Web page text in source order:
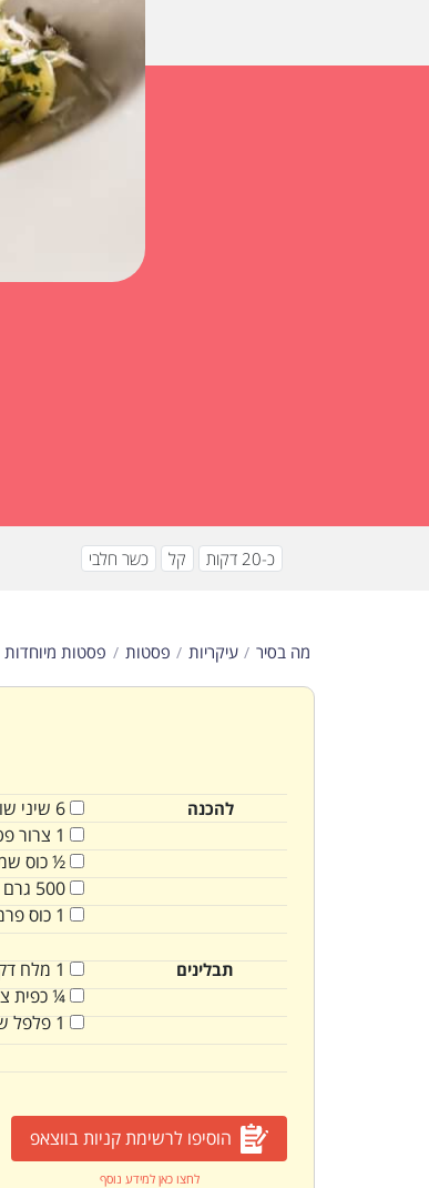
כ-20 דקות קל כשר חלבי
מה בסיר עיקריות פסטות פסטות מיוחדות
להכנה 6 שיני
1 צרור
½כוס
500 גרם
1 כוס
תבלינים 1 מלח
¼כפית
1 פלפל
הוסיפו לרשימת קניות בווצאפ
לחצו כאן למידע נוסף